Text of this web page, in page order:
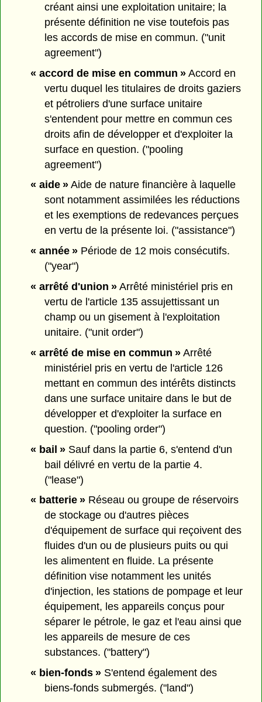
créant ainsi une exploitation unitaire; la
présente définition ne vise toutefois pas
les accords de mise en commun. ("unit
agreement")
« accord de mise en commun »Accord en
vertu duquel les titulaires de droits gaziers
et pétroliers d'une surface unitaire
s'entendent pour mettre en commun ces
droits afin de développer et d'exploiter la
surface en question. ("pooling
agreement")
« aide »Aide de nature financière à laquelle
sont notamment assimilées les réductions
et les exemptions de redevances perçues
en vertu de la présente loi. ("assistance")
« année »Période de 12 mois consécutifs.
("year")
« arrêté d'union »Arrêté ministériel pris en
vertu de l'article 135 assujettissant un
champ ou un gisement à l'exploitation
unitaire. ("unit order")
« arrêté de mise en commun »Arrêté
ministériel pris en vertu de l'article 126
mettant en commun des intérêts distincts
dans une surface unitaire dans le but de
développer et d'exploiter la surface en
question. ("pooling order")
« bail »Sauf dans la partie 6, s'entend d'un
bail délivré en vertu de la partie 4.
("lease")
« batterie »Réseau ou groupe de réservoirs
de stockage ou d'autres pièces
d'équipement de surface qui reçoivent des
fluides d'un ou de plusieurs puits ou qui
les alimentent en fluide. La présente
définition vise notamment les unités
d'injection, les stations de pompage et leur
équipement, les appareils conçus pour
séparer le pétrole, le gaz et l'eau ainsi que
les appareils de mesure de ces
substances. ("battery")
« bien-fonds »S'entend également des
biens-fonds submergés. ("land")